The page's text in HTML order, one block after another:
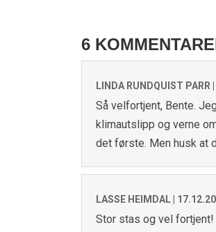
6
LINDA RUNDQUIST PARR |
Så velfortjent, Bente.
klimautslipp og verne
det første. Men husk at
LASSE HEIMDAL |
Stor stas og vel fortjent!